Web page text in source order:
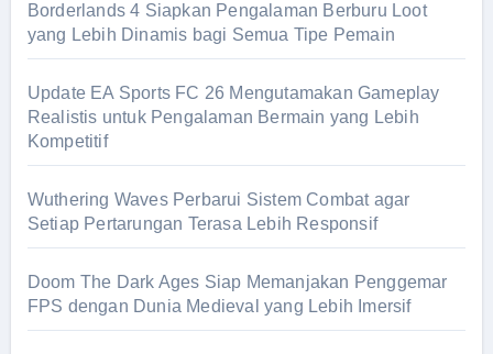
Borderlands 4 Siapkan Pengalaman Berburu Loot
yang Lebih Dinamis bagi Semua Tipe Pemain
Update EA Sports FC 26 Mengutamakan Gameplay
Realistis untuk Pengalaman Bermain yang Lebih
Kompetitif
Wuthering Waves Perbarui Sistem Combat agar
Setiap Pertarungan Terasa Lebih Responsif
Doom The Dark Ages Siap Memanjakan Penggemar
FPS dengan Dunia Medieval yang Lebih Imersif